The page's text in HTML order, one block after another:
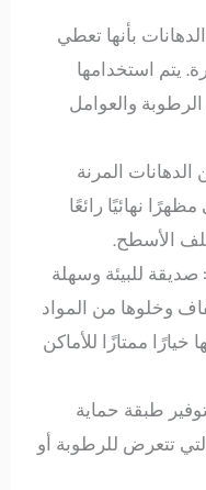
بأنها تعطي
يتم استخدامها
والعوامل
الدهانات المرنة
نهائيًا رائعًا
الأسطح.
: صديقة للبيئة وسهلة
وخلوها من المواد
خيارًا ممتازًا للأماكن
طبقة حماية
تتعرض للرطوبة أو